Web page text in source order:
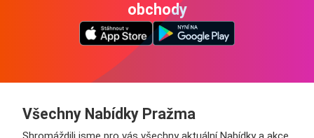
obchody
Všechny Nabídky Pražma